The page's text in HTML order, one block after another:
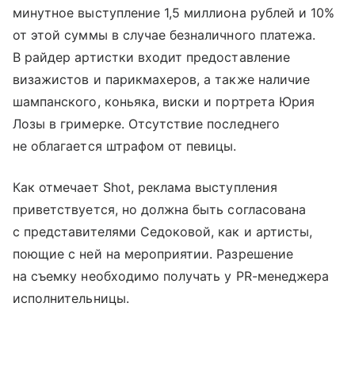
минутное выступление 1,5 миллиона рублей и 10%
от этой суммы в случае безналичного платежа.
В райдер артистки входит предоставление
визажистов и парикмахеров, а также наличие
шампанского, коньяка, виски и портрета Юрия
Лозы в гримерке. Отсутствие последнего
не облагается штрафом от певицы.
Как отмечает Shot, реклама выступления
приветствуется, но должна быть согласована
с представителями Седоковой, как и артисты,
поющие с ней на мероприятии. Разрешение
на съемку необходимо получать у PR-менеджера
исполнительницы.